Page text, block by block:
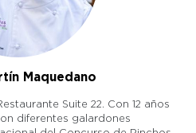
Maquedano
Suite 22. Con 12 años
diferentes galardones